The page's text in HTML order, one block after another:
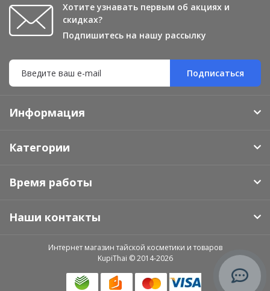
Хотите узнавать первым об акциях и
скидках?
Подпишитесь на нашу рассылку
Подписаться
Информация
Категории
Время работы
Наши контакты
Интернет магазин тайской косметики и товаров
KupiThai © 2014-2026